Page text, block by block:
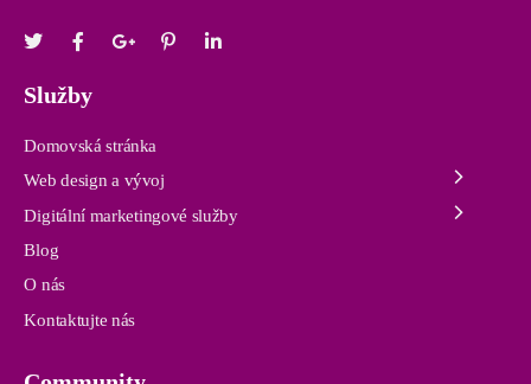
Služby
Domovská stránka
Web design a vývoj
Digitální marketingové služby
Blog
O nás
Kontaktujte nás